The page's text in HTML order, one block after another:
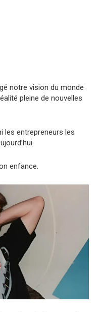
notre vision du monde
pleine de nouvelles
les entrepreneurs les
enfance.